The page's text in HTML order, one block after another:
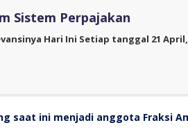
Sistem Perpajakan
Hari Ini Setiap tanggal 21 April,